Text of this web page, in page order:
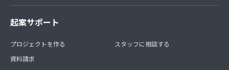
起案サポート
プロジェクトを作る
資料請求
スタッフに相談する